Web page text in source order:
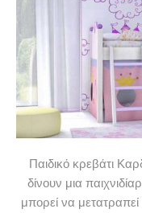
Παιδικό κρεβάτι
δίνουν μια
μπορεί να